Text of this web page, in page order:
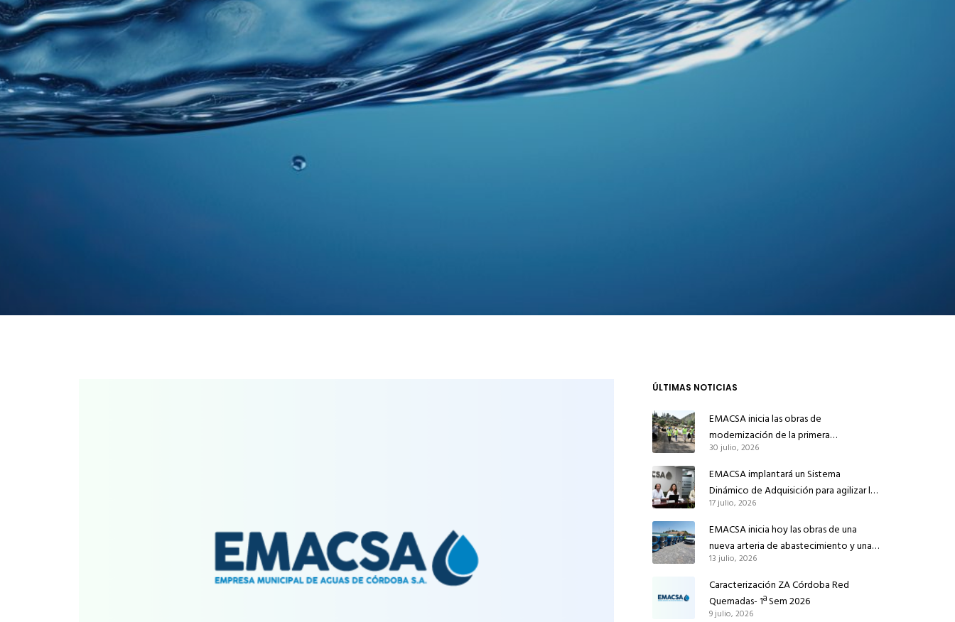
ÚLTIMAS NOTICIAS
EMACSA inicia las obras de
modernización de la primera
conducción de abastecimiento para
reforzar el suministro de agua de
Córdoba
30 julio, 2026
EMACSA implantará un Sistema
Dinámico de Adquisición para agilizar la
contratación de obras en sus redes e
instalaciones
17 julio, 2026
EMACSA inicia hoy las obras de una
nueva arteria de abastecimiento y una
red de agua no potable en Ingeniero
Ruiz de Azúa
13 julio, 2026
Caracterización ZA Córdoba Red
Quemadas- 1ª Sem 2026
9 julio, 2026